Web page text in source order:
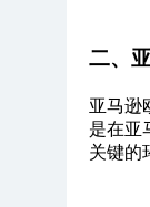
二、
亚马逊
是在亚
关键的